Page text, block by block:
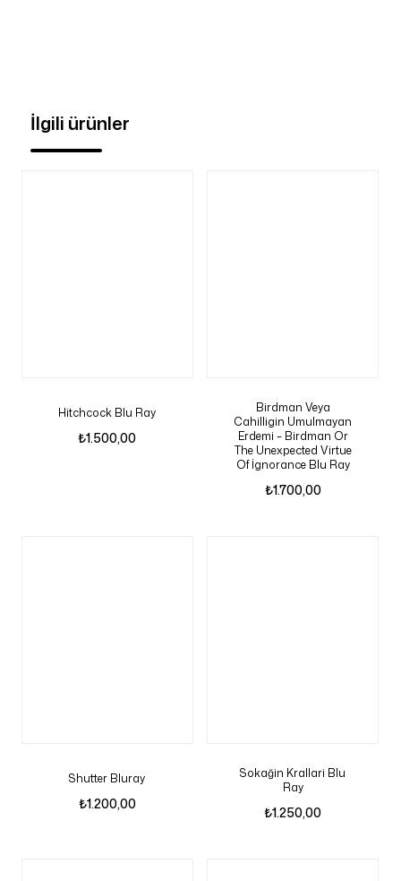
İlgili ürünler
Hitchcock Blu Ray
₺1.500,00
Birdman Veya
Cahilligin Umulmayan
Erdemi – Birdman Or
The Unexpected Virtue
Of İgnorance Blu Ray
₺1.700,00
Shutter Bluray
₺1.200,00
Sokağin Krallari Blu
Ray
₺1.250,00